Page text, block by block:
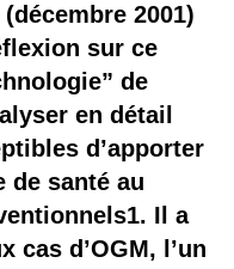
2001)
sur ce
de
en détail
d’apporter
de santé au
Il a
cas d’OGM, l’un